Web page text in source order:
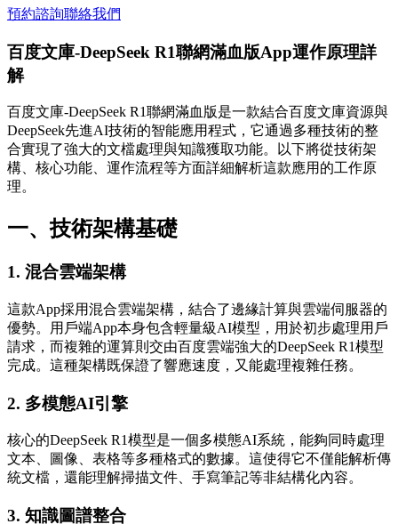
預約諮詢聯絡我們
百度文庫-DeepSeek R1聯網滿血版App運作原理詳
解
百度文庫-DeepSeek R1聯網滿血版是一款結合百度文庫資源與
DeepSeek先進AI技術的智能應用程式，它通過多種技術的整
合實現了強大的文檔處理與知識獲取功能。以下將從技術架
構、核心功能、運作流程等方面詳細解析這款應用的工作原
理。
一、技術架構基礎
1. 混合雲端架構
這款App採用混合雲端架構，結合了邊緣計算與雲端伺服器的
優勢。用戶端App本身包含輕量級AI模型，用於初步處理用戶
請求，而複雜的運算則交由百度雲端強大的DeepSeek R1模型
完成。這種架構既保證了響應速度，又能處理複雜任務。
2. 多模態AI引擎
核心的DeepSeek R1模型是一個多模態AI系統，能夠同時處理
文本、圖像、表格等多種格式的數據。這使得它不僅能解析傳
統文檔，還能理解掃描文件、手寫筆記等非結構化內容。
3. 知識圖譜整合